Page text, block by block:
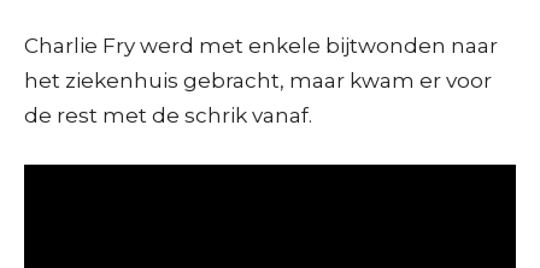
Charlie Fry werd met enkele bijtwonden naar
het ziekenhuis gebracht, maar kwam er voor
de rest met de schrik vanaf.